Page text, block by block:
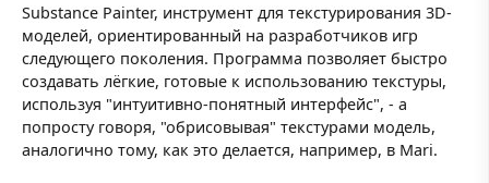
Substance Painter, инструмент для текстурирования 3D-
моделей, ориентированный на разработчиков игр
следующего поколения. Программа позволяет быстро
создавать лёгкие, готовые к использованию текстуры,
используя "интуитивно-понятный интерфейс", - а
попросту говоря, "обрисовывая" текстурами модель,
аналогично тому, как это делается, например, в Mari.